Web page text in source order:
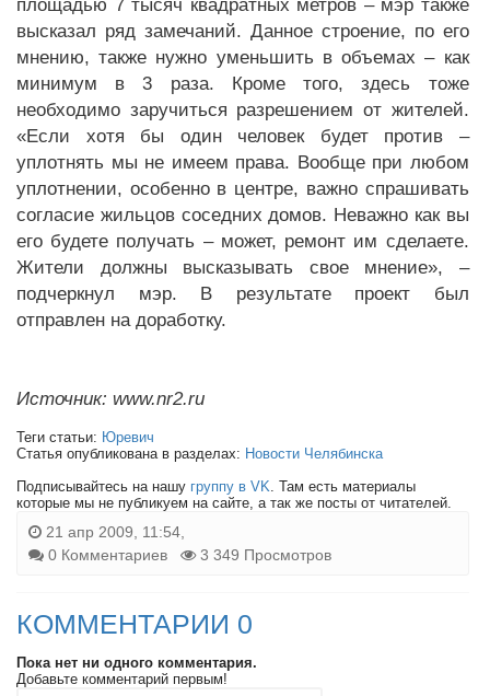
площадью 7 тысяч квадратных метров – мэр также
высказал ряд замечаний. Данное строение, по его
мнению, также нужно уменьшить в объемах – как
минимум в 3 раза. Кроме того, здесь тоже
необходимо заручиться разрешением от жителей.
«Если хотя бы один человек будет против –
уплотнять мы не имеем права. Вообще при любом
уплотнении, особенно в центре, важно спрашивать
согласие жильцов соседних домов. Неважно как вы
его будете получать – может, ремонт им сделаете.
Жители должны высказывать свое мнение», –
подчеркнул мэр. В результате проект был
отправлен на доработку.
Источник: www.nr2.ru
Теги статьи: Юревич
Статья опубликована в разделах: Новости Челябинска
Подписывайтесь на нашу группу в VK. Там есть материалы
которые мы не публикуем на сайте, а так же посты от читателей.
21 апр 2009, 11:54,
0 Комментариев
3 349 Просмотров
КОММЕНТАРИИ 0
Пока нет ни одного комментария.
Добавьте комментарий первым!